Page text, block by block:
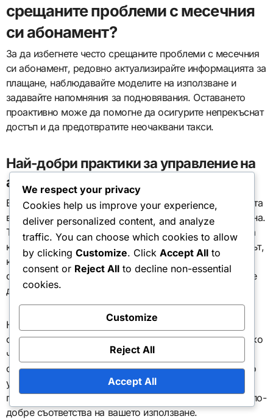
срещаните проблеми с месечния
си абонамент?
За да избегнете често срещаните проблеми с месечния
си абонамент, редовно актуализирайте информацията за
плащане, наблюдавайте моделите на използване и
задавайте напомняния за подновявания. Оставането
проактивно може да помогне да осигурите непрекъснат
достъп и да предотвратите неочаквани такси.
Най-добри практики за управление на
акаунта ви
Една от най-добрите практики за управление на акаунта
ви е да поддържате информацията за плащане актуална.
Това включва актуализиране на данните за кредитната
карта или информацията за банковата сметка всеки път,
когато има промени. Много услуги автоматично ще
спрат акаунта ви, ако плащането не успее, което може
да доведе до потенциална загуба на достъп.
Наблюдаването на моделите на използване също е от
съществено значение. Като редовно проверявате колко
често използвате месечния си абонамент, можете да
определите дали все още отговаря на нуждите ви. Ако
установите, че не го използвате толкова често,
помислете за преминаване към различен план, който по-
добре съответства на вашето използване.
We respect your privacy
Cookies help us improve your experience,
deliver personalized content, and analyze
traffic. You can choose which cookies to allow
by clicking Customize. Click Accept All to
consent or Reject All to decline non-essential
cookies.
Customize
Reject All
Accept All